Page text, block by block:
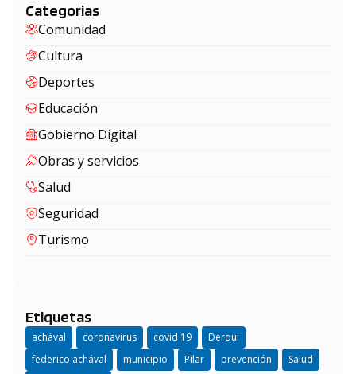
Categorias
Comunidad
Cultura
Deportes
Educación
Gobierno Digital
Obras y servicios
Salud
Seguridad
Turismo
Etiquetas
achával coronavirus covid 19
Derqui
federico achával
municipio Pilar prevención
Salud